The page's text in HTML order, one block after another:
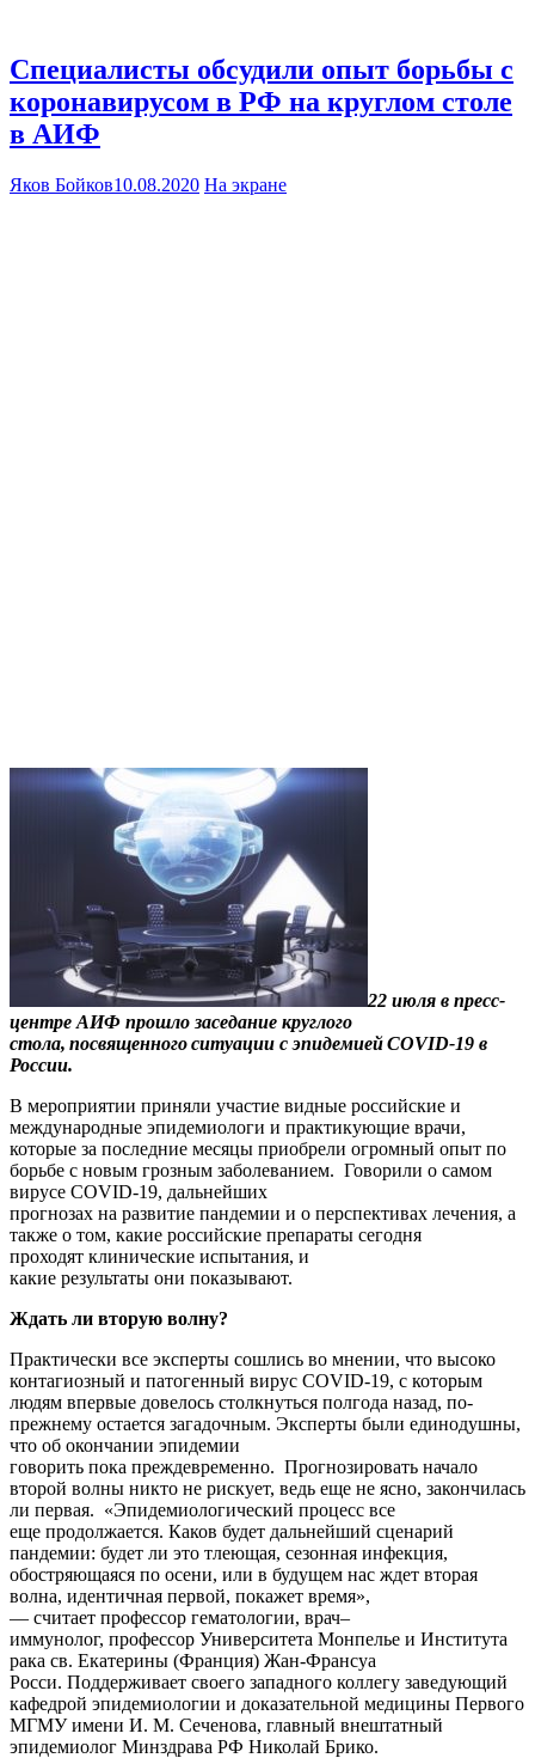
Специалисты обсудили опыт борьбы с
коронавирусом в РФ на круглом столе
в АИФ
Яков Бойков10.08.2020 На экране
22 июля в пресс-
центре АИФ прошло заседание круглого
стола, посвященного ситуации с эпидемией COVID-19 в
России.
В мероприятии приняли участие видные российские и
международные эпидемиологи и практикующие врачи,
которые за последние месяцы приобрели огромный опыт по
борьбе с новым грозным заболеванием. Говорили о самом
вирусе COVID-19, дальнейших
прогнозах на развитие пандемии и о перспективах лечения, а
также о том, какие российские препараты сегодня
проходят клинические испытания, и
какие результаты они показывают.
Ждать ли вторую волну?
Практически все эксперты сошлись во мнении, что высоко
контагиозный и патогенный вирус COVID-19, с которым
людям впервые довелось столкнуться полгода назад, по-
прежнему остается загадочным. Эксперты были единодушны,
что об окончании эпидемии
говорить пока преждевременно. Прогнозировать начало
второй волны никто не рискует, ведь еще не ясно, закончилась
ли первая. «Эпидемиологический процесс все
еще продолжается. Каков будет дальнейший сценарий
пандемии: будет ли это тлеющая, сезонная инфекция,
обостряющаяся по осени, или в будущем нас ждет вторая
волна, идентичная первой, покажет время»,
— считает профессор гематологии, врач–
иммунолог, профессор Университета Монпелье и Института
рака св. Екатерины (Франция) Жан-Франсуа
Росси. Поддерживает своего западного коллегу заведующий
кафедрой эпидемиологии и доказательной медицины Первого
МГМУ имени И. М. Сеченова, главный внештатный
эпидемиолог Минздрава РФ Николай Брико.